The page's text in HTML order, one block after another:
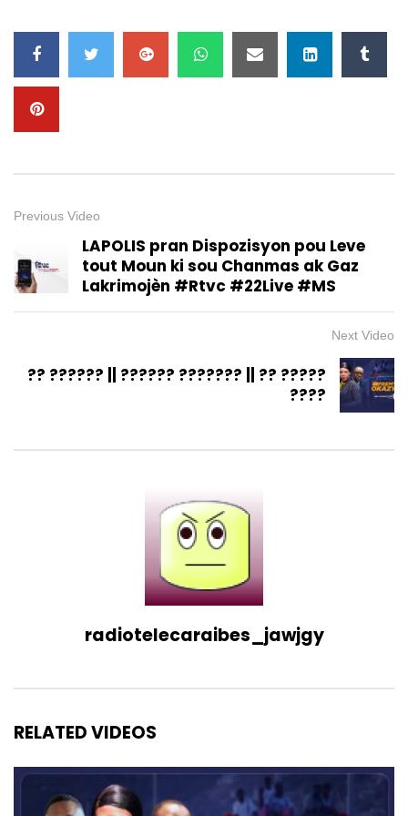
Previous Video
LAPOLIS pran Dispozisyon pou Leve
tout Moun ki sou Chanmas ak Gaz
Lakrimojèn #Rtvc #22Live #MS
Next Video
?? ?????? || ?????? ??????? || ?? ?????
????
radiotelecaraibes_jawjgy
RELATED VIDEOS